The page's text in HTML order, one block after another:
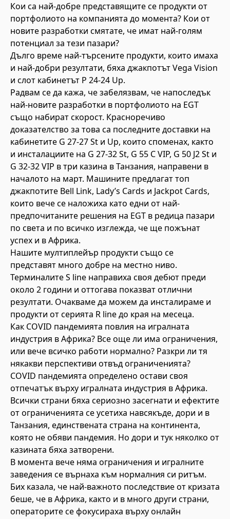
Кои са най-добре представящите се продукти от
портфолиото на компанията до момента? Кои от
новите разработки смятате, че имат най-голям
потенциал за тези пазари?
Дълго време най-търсените продукти, които имаха
и най-добри резултати, бяха джакпотът Vega Vision
и слот кабинетът P 24-24 Up.
Радвам се да кажа, че забелязвам, че напоследък
най-новите разработки в портфолиото на EGT
също набират скорост. Красноречиво
доказателство за това са последните доставки на
кабинетите G 27-27 St и Up, които споменах, както
и инсталациите на G 27-32 St, G 55 C VIP, G 50 J2 St и
G 32-32 VIP в три казина в Танзания, направени в
началото на март. Машините предлагат топ
джакпотите Bell Link, Lady’s Cards и Jackpot Cards,
които вече се наложиха като едни от най-
предпочитаните решения на EGT в редица пазари
по света и по всичко изглежда, че ще пожънат
успех и в Африка.
Нашите мултиплейър продукти също се
представят много добре на местно ниво.
Терминалите S line направиха своя дебют преди
около 2 години и оттогава показват отлични
резултати. Очакваме да можем да инсталираме и
продукти от серията R line до края на месеца.
Как COVID пандемията повлия на игралната
индустрия в Африка? Все още ли има ограничения,
или вече всичко работи нормално? Разкри ли тя
някакви перспективи отвъд ограниченията?
COVID пандемията определено остави своя
отпечатък върху игралната индустрия в Африка.
Всички страни бяха сериозно засегнати и ефектите
от ограниченията се усетиха навсякъде, дори и в
Танзания, единствената страна на континента,
която не обяви пандемия. Но дори и тук няколко от
казината бяха затворени.
В момента вече няма ограничения и игралните
заведения се върнаха към нормалния си ритъм.
Бих казала, че най-важното последствие от кризата
беше, че в Африка, както и в много други страни,
операторите се фокусираха върху онлайн